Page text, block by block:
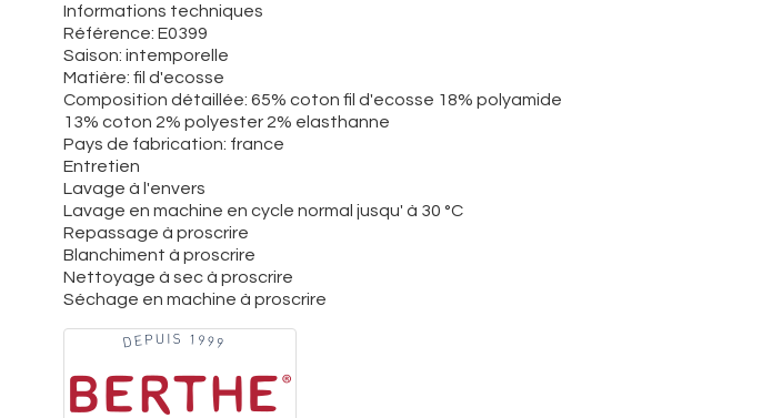
Informations techniques
Référence: E0399
Saison: intemporelle
Matière: fil d'ecosse
Composition détaillée: 65% coton fil d'ecosse 18% polyamide
13% coton 2% polyester 2% elasthanne
Pays de fabrication: france
Entretien
Lavage à l'envers
Lavage en machine en cycle normal jusqu' à 30 °C
Repassage à proscrire
Blanchiment à proscrire
Nettoyage à sec à proscrire
Séchage en machine à proscrire